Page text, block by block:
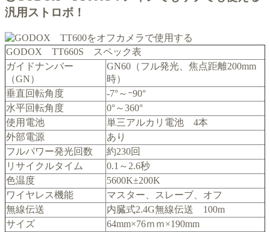
汎用ストロボ！
GODOX TT660S スペック表
ガイドナンバー
（GN）
GN60（フル発光、焦点距離200mm
時）
垂直回転角度
-7°～ｰ90°
水平回転角度
0°～360°
使用電池
単三アルカリ電池 4本
外部電源
あり
フルパワー発光回数
約230回
リサイクルタイム
0.1～2.6秒
色温度
5600K±200K
ワイヤレス機能
マスター、スレーブ、オフ
無線伝送
内臓式2.4G無線伝送 100m
サイズ
64mm×76ｍｍ×190mm